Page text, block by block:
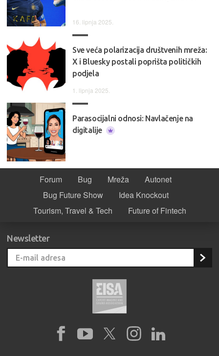
16. lipnja 2025.
Sve veća polarizacija društvenih mreža:
X i Bluesky postali poprišta političkih
podjela
1. lipnja 2025.
Parasocijalni odnosi: Navlačenje na
digitalije
Forum Bug Mreža
Autonet
Bug Future Show
Idea Knockout
Tourism, Travel & Tech
Future of Fintech
Newsletter